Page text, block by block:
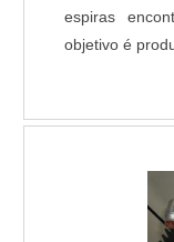
espiras
objetivo é
rotor do
formados por
pode ser de